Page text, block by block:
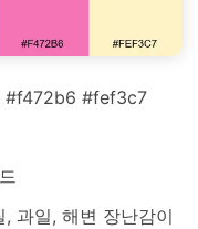
#fef3c7
과일, 해변 장난감이